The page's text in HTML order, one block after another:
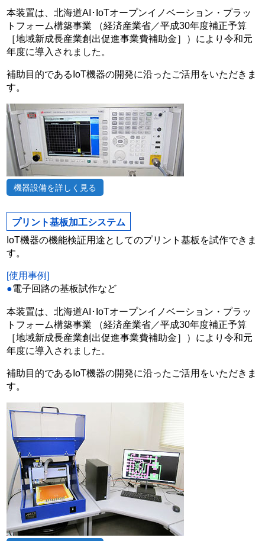
本装置は、北海道AI･IoTオープンイノベーション・プラッ
トフォーム構築事業 （経済産業省／平成30年度補正予算
［地域新成長産業創出促進事業費補助金］）により令和元
年度に導入されました。
補助目的であるIoT機器の開発に沿ったご活用をいただきま
す。
機器設備を詳しく見る
プリント基板加工システム
IoT機器の機能検証用途としてのプリント基板を試作できま
す。
[使用事例]
●電子回路の基板試作など
本装置は、北海道AI･IoTオープンイノベーション・プラッ
トフォーム構築事業 （経済産業省／平成30年度補正予算
［地域新成長産業創出促進事業費補助金］）により令和元
年度に導入されました。
補助目的であるIoT機器の開発に沿ったご活用をいただきま
す。